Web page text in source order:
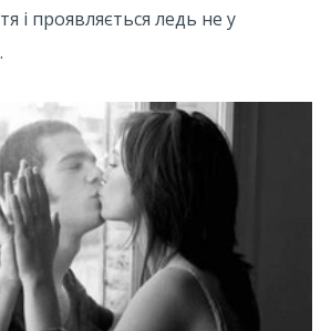
і проявляється ледь не у